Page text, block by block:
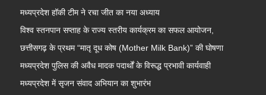
मध्यप्रदेश हॉकी टीम ने रचा जीत का नया अध्याय
विश्व स्तनपान सप्ताह के राज्य स्तरीय कार्यक्रम का सफल आयोजन,
छत्तीसगढ़ के प्रथम “मातृ दूध कोष (Mother Milk Bank)” की घोषणा
मध्यप्रदेश पुलिस की अवैध मादक पदार्थों के विरूद्ध प्रभावी कार्यवाही
मध्यप्रदेश में सृजन संवाद अभियान का शुभारंभ